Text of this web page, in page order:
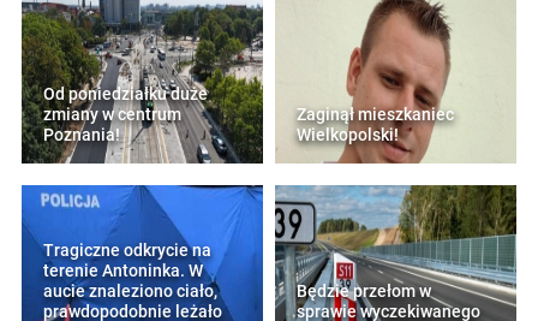
Od poniedziałku duże
zmiany w centrum
Poznania!
Zaginął mieszkaniec
Wielkopolski!
Tragiczne odkrycie na
terenie Antoninka. W
aucie znaleziono ciało,
prawdopodobnie leżało
Będzie przełom w
sprawie wyczekiwanego